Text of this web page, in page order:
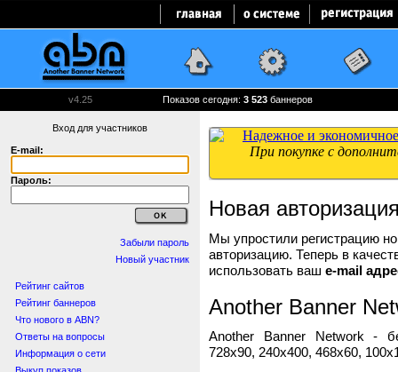
v4.25 Показов сегодня: 3 523 баннеров
Вход для участников
E-mail:
Пароль:
Забыли пароль
Новый участник
Рейтинг сайтов
Рейтинг баннеров
Что нового в ABN?
Ответы на вопросы
Информация о сети
Новая
Мы упростили регистрацию
авторизацию. Теперь в
использовать ваш e-mail
Another Banner
Another Banner Network -
728x90, 240x400, 468x60,